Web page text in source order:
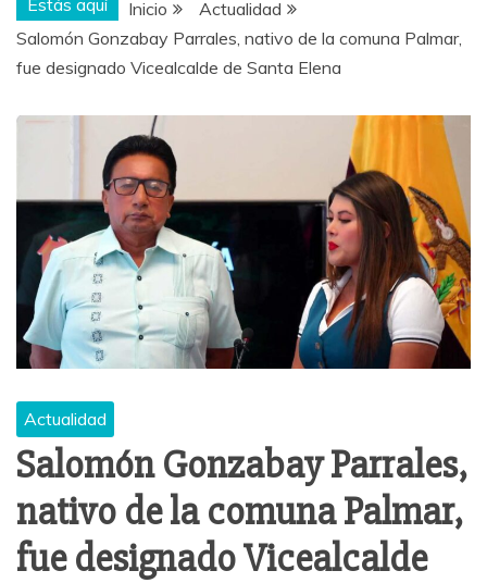
Inicio
Actualidad
Salomón Gonzabay Parrales, nativo de la comuna Palmar,
fue designado Vicealcalde de Santa Elena
Actualidad
Salomón Gonzabay Parrales,
nativo de la comuna Palmar,
fue designado Vicealcalde